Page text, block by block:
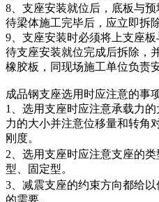
8、支座安装就位后，底板与预
待梁体施工完毕后，应立即拆
9、支座安装时必须将上支座
待支座安装就位完成后拆除，
橡胶板，同现场施工单位负责
成品钢支座选用时应注意的事
1、选用支座时应注意承载力
力的大小并注意位移量和转角
刚度。
2、选用支座时应注意支座的
型、固定型。
3、减震支座的约束方向都给
的需要。